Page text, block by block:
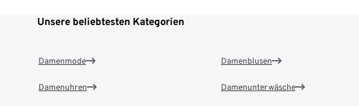
Unsere beliebtesten Kategorien
Damenmode
Damenuhren
Damenblusen
Damenunterwäsche